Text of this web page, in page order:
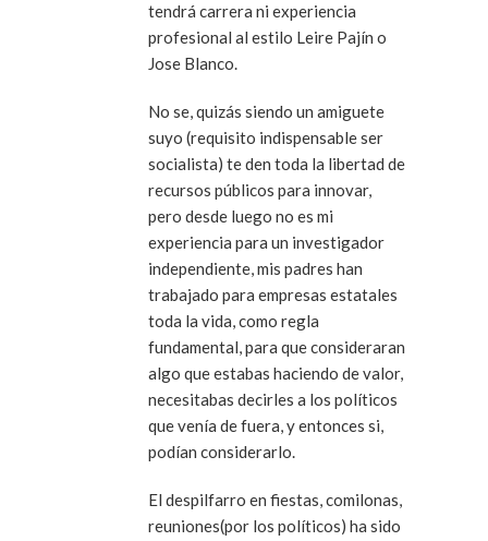
tendrá carrera ni experiencia
profesional al estilo Leire Pajín o
Jose Blanco.
No se, quizás siendo un amiguete
suyo (requisito indispensable ser
socialista) te den toda la libertad de
recursos públicos para innovar,
pero desde luego no es mi
experiencia para un investigador
independiente, mis padres han
trabajado para empresas estatales
toda la vida, como regla
fundamental, para que consideraran
algo que estabas haciendo de valor,
necesitabas decirles a los políticos
que venía de fuera, y entonces si,
podían considerarlo.
El despilfarro en fiestas, comilonas,
reuniones(por los políticos) ha sido